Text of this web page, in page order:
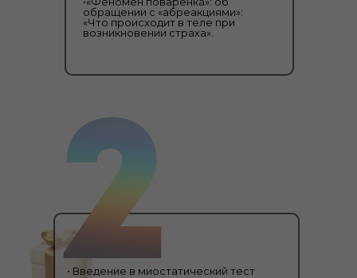
• Введение в миостатический тест
обращении с «абреакциями»:
«Что происходит в теле при
возникновении страха».